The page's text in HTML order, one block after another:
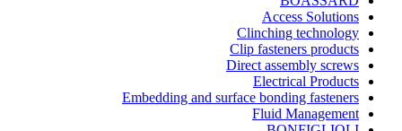
Access Solutions
Clinching technology
Clip fasteners products
Direct assembly screws
Electrical Products
Embedding and surface bonding fasteners
Fluid Management